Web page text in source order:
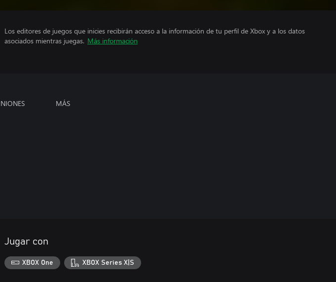
Los editores de juegos que inicies recibirán acceso a la información de tu perfil de Xbox y a los datos
asociados mientras juegas. Más información
MÁS
Jugar con
XBOX One XBOX Series X|S